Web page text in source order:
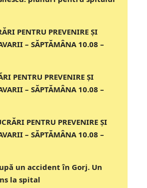
PENTRU PREVENIRE ȘI
– SĂPTĂMÂNA 10.08 –
PENTRU PREVENIRE ȘI
– SĂPTĂMÂNA 10.08 –
PENTRU PREVENIRE ȘI
– SĂPTĂMÂNA 10.08 –
un accident în Gorj. Un
la spital